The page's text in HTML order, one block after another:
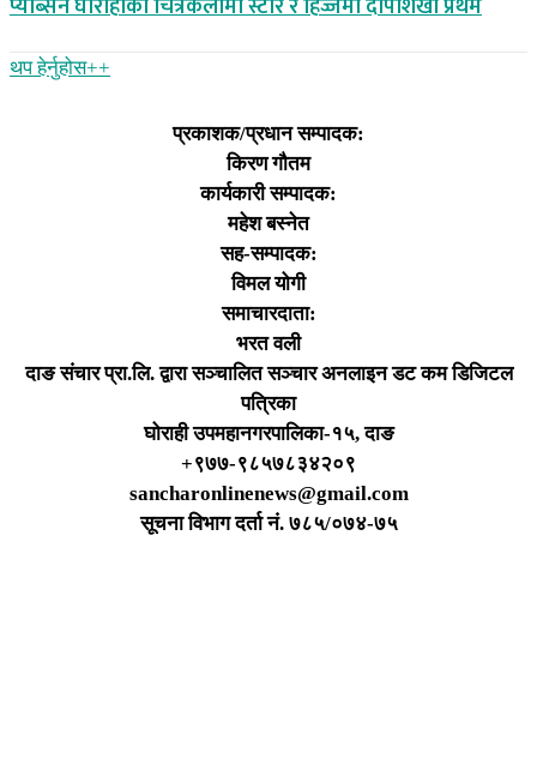
प्याब्सन घाेराहीकाे चित्रकलामा स्टार र हिज्जेमा दीपशिखा प्रथम
थप हेर्नुहोस‌++
प्रकाशक/प्रधान सम्पादक:
किरण गौतम
कार्यकारी सम्पादक:
महेश बस्नेत
सह-सम्पादक:
विमल योगी
समाचारदाता:
भरत वली
दाङ संचार प्रा.लि. द्वारा सञ्चालित सञ्चार अनलाइन डट कम डिजिटल
पत्रिका
घोराही उपमहानगरपालिका-१५, दाङ
+९७७-९८५७८३४२०९
sancharonlinenews@gmail.com
सूचना विभाग दर्ता न‌ं. ७८५/०७४-७५